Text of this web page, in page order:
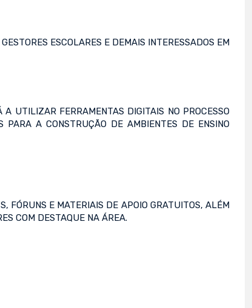
ESCOLARES E DEMAIS INTERESSADOS EM
UTILIZAR FERRAMENTAS DIGITAIS NO PROCESSO
PARA A CONSTRUÇÃO DE AMBIENTES DE ENSINO
FÓRUNS E MATERIAIS DE APOIO GRATUITOS, ALÉM
COM DESTAQUE NA ÁREA.